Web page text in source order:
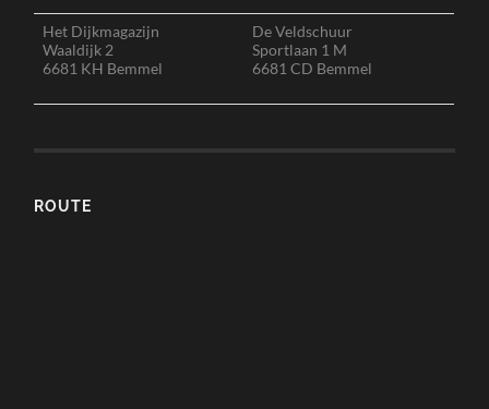
Het Dijkmagazijn
Waaldijk 2
6681 KH Bemmel
De Veldschuur
Sportlaan 1 M
6681 CD Bemmel
ROUTE